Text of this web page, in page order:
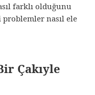
farklı olduğunu
problemler nasıl ele
Çakıyle